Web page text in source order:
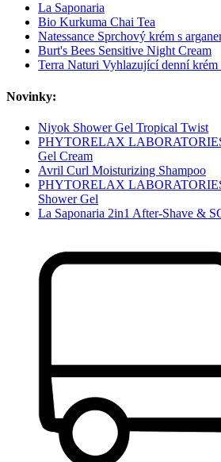
La Saponaria
Bio Kurkuma Chai Tea
Natessance Sprchový krém s
Burt's Bees Sensitive Night Cream
Terra Naturi Vyhlazující denní krém
Novinky:
Niyok Shower Gel Tropical Twist
PHYTORELAX
Gel Cream
Avril Curl Moisturizing Shampoo
PHYTORELAX
Shower Gel
La Saponaria 2in1 After-Shave &